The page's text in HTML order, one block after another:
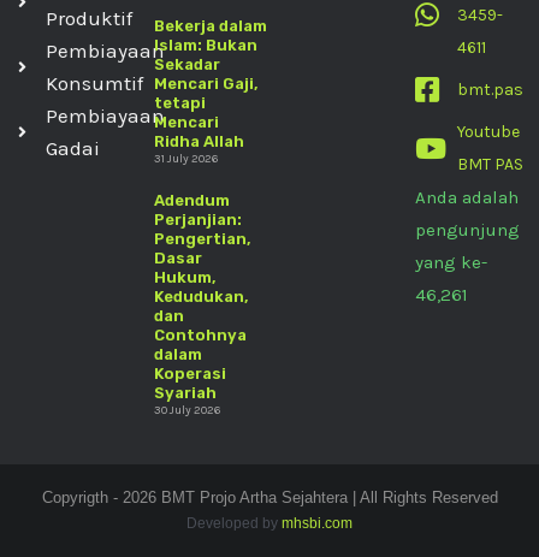
Produktif
Pembiayaan
Konsumtif
Pembiayaan
Gadai
Bekerja dalam
Islam: Bukan
Sekadar
Mencari Gaji,
tetapi
Mencari
Ridha Allah
31 July 2026
Adendum
Perjanjian:
Pengertian,
Dasar
Hukum,
Kedudukan,
dan
Contohnya
dalam
Koperasi
Syariah
30 July 2026
3459-
4611
bmt.pas
Youtube
BMT PAS
Anda adalah
pengunjung
yang ke-
46,261
Copyrigth - 2026 BMT Projo Artha Sejahtera | All Rights Reserved
Developed by mhsbi.com